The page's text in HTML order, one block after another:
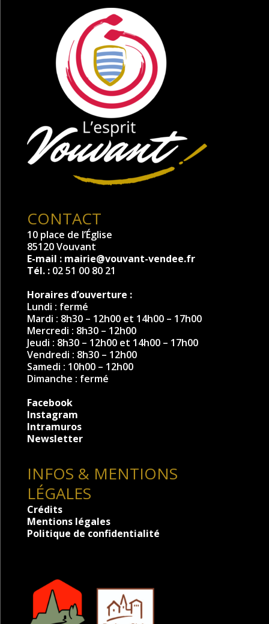
CONTACT
10 place de l’Église
85120 Vouvant
E-mail : mairie@vouvant-vendee.fr
Tél. : 02 51 00 80 21
Horaires d’ouverture :
Lundi : fermé
Mardi : 8h30 – 12h00 et 14h00 – 17h00
Mercredi : 8h30 – 12h00
Jeudi : 8h30 – 12h00 et 14h00 – 17h00
Vendredi : 8h30 – 12h00
Samedi : 10h00 – 12h00
Dimanche : fermé
Facebook
Instagram
Intramuros
Newsletter
INFOS & MENTIONS
LÉGALES
Crédits
Mentions légales
Politique de confidentialité